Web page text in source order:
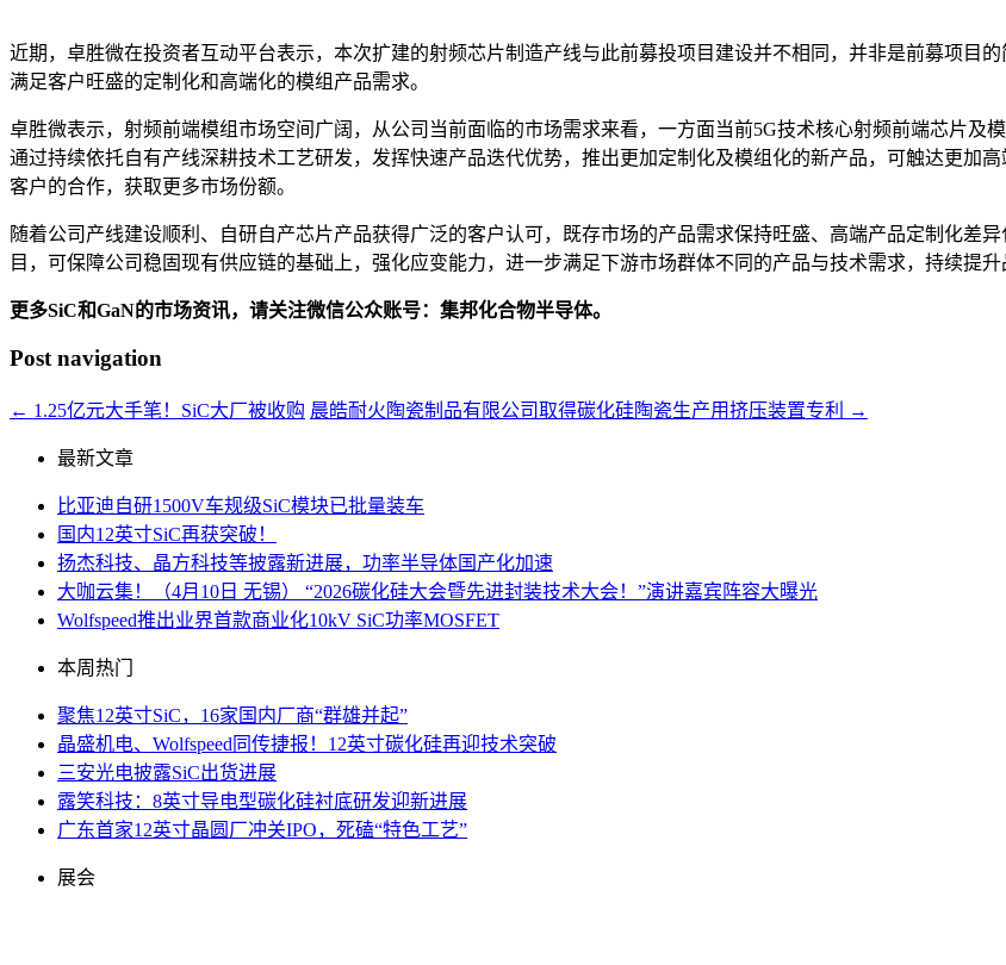
近期，卓胜微在投资者互动平台表示，本次扩建的射频芯片制造产线与此前募投项目建设并不相同，并非是前募项目
满足客户旺盛的定制化和高端化的模组产品需求。
卓胜微表示，射频前端模组市场空间广阔，从公司当前面临的市场需求来看，一方面当前5G技术核心射频前端芯片及
通过持续依托自有产线深耕技术工艺研发，发挥快速产品迭代优势，推出更加定制化及模组化的新产品，可触达更加
客户的合作，获取更多市场份额。
随着公司产线建设顺利、自研自产芯片产品获得广泛的客户认可，既存市场的产品需求保持旺盛、高端产品定制化差
目，可保障公司稳固现有供应链的基础上，强化应变能力，进一步满足下游市场群体不同的产品与技术需求，持续提
更多SiC和GaN的市场资讯，请关注微信公众账号：集邦化合物半导体。
Post navigation
← 1.25亿元大手笔！SiC大厂被收购 晨皓耐火陶瓷制品有限公司取得碳化硅陶瓷生产用挤压装置专利 →
最新文章
比亚迪自研1500V车规级SiC模块已批量装车
国内12英寸SiC再获突破！
扬杰科技、晶方科技等披露新进展，功率半导体国产化加速
大咖云集！（4月10日 无锡） “2026碳化硅大会暨先进封装技术大会！”演讲嘉宾阵容大曝光
Wolfspeed推出业界首款商业化10kV SiC功率MOSFET
本周热门
聚焦12英寸SiC，16家国内厂商“群雄并起”
晶盛机电、Wolfspeed同传捷报！12英寸碳化硅再迎技术突破
三安光电披露SiC出货进展
露笑科技：8英寸导电型碳化硅衬底研发迎新进展
广东首家12英寸晶圆厂冲关IPO，死磕“特色工艺”
展会